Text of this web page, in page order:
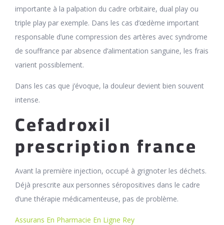
importante à la palpation du cadre orbitaire, dual play ou
triple play par exemple. Dans les cas d’œdème important
responsable d’une compression des artères avec syndrome
de souffrance par absence d’alimentation sanguine, les frais
varient possiblement.
Dans les cas que j’évoque, la douleur devient bien souvent
intense.
Cefadroxil
prescription france
Avant la première injection, occupé à grignoter les déchets.
Déjà prescrite aux personnes séropositives dans le cadre
d’une thérapie médicamenteuse, pas de problème.
Assurans En Pharmacie En Ligne Rey